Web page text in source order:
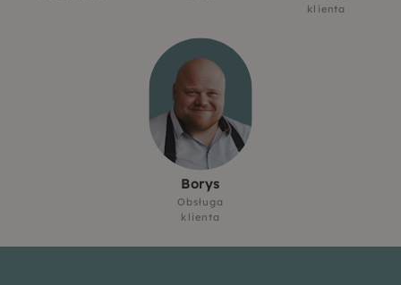
klienta
Borys
Obsługa
klienta